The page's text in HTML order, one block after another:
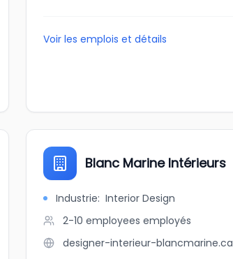
Voir les emplois et détails
Blanc Marine Intérieurs
Industrie: Interior Design
2-10 employees employés
designer-interieur-blancmarine.ca